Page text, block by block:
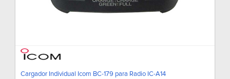
Cargador Individual Icom BC-179 para Radio IC-A14